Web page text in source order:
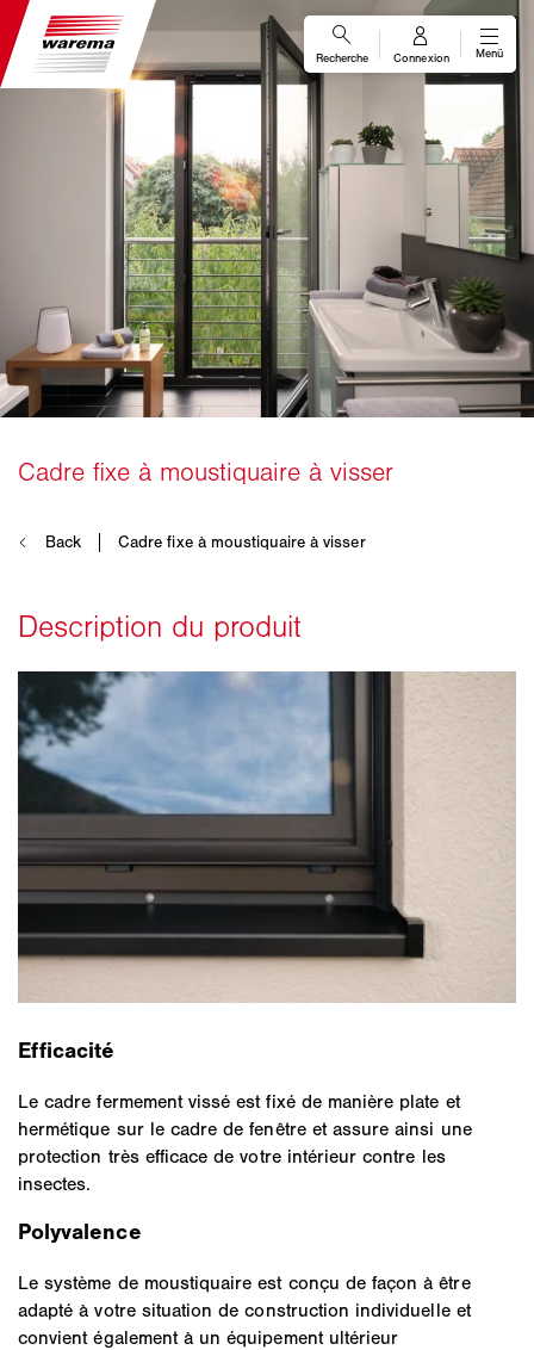
Efficacité
Le cadre fermement vissé est fixé de manière plate et
hermétique sur le cadre de fenêtre et assure ainsi une
protection très efficace de votre intérieur contre les
insectes.
Polyvalence
Le système de moustiquaire est conçu de façon à être
adapté à votre situation de construction individuelle et
convient également à un équipement ultérieur